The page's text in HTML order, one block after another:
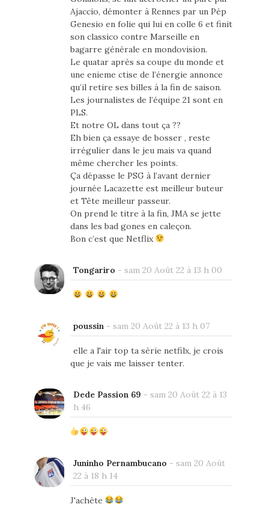
Ajaccio, démonter à Rennes par un Pép
Genesio en folie qui lui en colle 6 et finit
son classico contre Marseille en
bagarre générale en mondovision.
Le quatar après sa coupe du monde et
une enieme ctise de l’énergie annonce
qu’il retire ses billes à la fin de saison.
Les journalistes de l’équipe 21 sont en
PLS.
Et notre OL dans tout ça ??
Eh bien ça essaye de bosser , reste
irrégulier dans le jeu mais va quand
même chercher les points.
Ça dépasse le PSG à l’avant dernier
journée Lacazette est meilleur buteur
et Tête meilleur passeur.
On prend le titre à la fin, JMA se jette
dans les bad gones en caleçon.
Bon c’est que Netflix
Tongariro - sam 20 Août 22 à 13 h 00
poussin - sam 20 Août 22 à 13 h 07
elle a l'air top ta série netfilx, je crois
que je vais me laisser tenter.
Dede Passion 69 - sam 20 Août 22 à 13
h 46
Juninho Pernambucano - sam 20 Août
22 à 18 h 14
J'achète